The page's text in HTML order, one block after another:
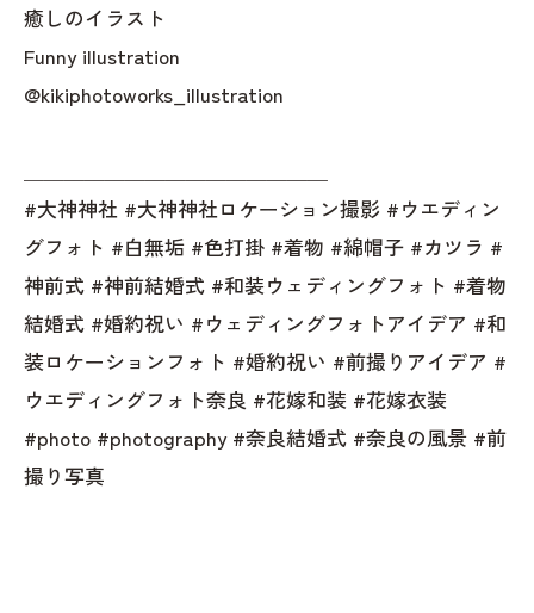
癒しのイラスト
Funny illustration
@kikiphotoworks_illustration
#大神神社 #大神神社ロケーション撮影 #ウエディン
グフォト #白無垢 #色打掛 #着物 #綿帽子 #カツラ #
神前式 #神前結婚式 #和装ウェディングフォト #着物
結婚式 #婚約祝い #ウェディングフォトアイデア #和
装ロケーションフォト #婚約祝い #前撮りアイデア #
ウエディングフォト奈良 #花嫁和装 #花嫁衣装
#photo #photography #奈良結婚式 #奈良の風景 #前
撮り写真